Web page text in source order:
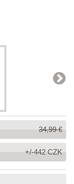
Bežná
cena:
34,99 €
+/-442 CZK